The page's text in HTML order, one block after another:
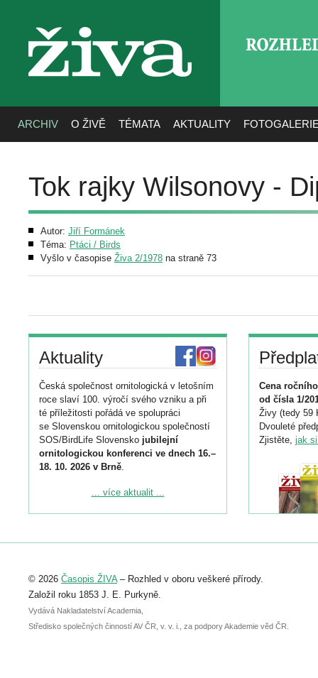
živa
ARCHIV O ŽIVĚ TÉMATA AKTUALITY
Tok rajky Wilsonovy -
Autor: Jiří Formánek
Téma: Ptáci / Birds
Vyšlo v časopise Živa 2/1978 na straně 73
Aktuality
Česká společnost ornitologická v letošním
roce slaví 100. výročí svého vzniku a při
té příležitosti pořádá ve spolupráci
se Slovenskou ornitologickou společností
SOS/BirdLife Slovensko jubilejní
ornitologickou konferenci ve dnech 16.–
18. 10. 2026 v Brně.
Podrobnější informace ke konferenci
Registrovat se můžete do 6. září.
abstraktu přihlášené přednášky nebo
posteru je už 30. června.
... více aktualit ...
Cena
od čísla 1/
Živy (tedy 59
Dvouleté
Zjistěte, jak
© 2026 Časopis ŽIVA– Rozhled v oboru veškeré přírody.
Založil roku 1853 J. E. Purkyně.
Vydává Nakladatelství Academia,
Středisko společných činností AV ČR, v. v. i., za podpory Akademie věd ČR.